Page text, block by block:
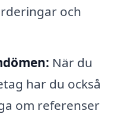
och
När du
har du också
om referenser